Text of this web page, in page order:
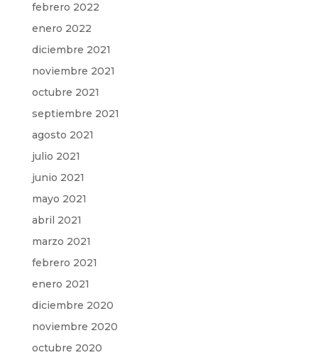
febrero 2022
enero 2022
diciembre 2021
noviembre 2021
octubre 2021
septiembre 2021
agosto 2021
julio 2021
junio 2021
mayo 2021
abril 2021
marzo 2021
febrero 2021
enero 2021
diciembre 2020
noviembre 2020
octubre 2020